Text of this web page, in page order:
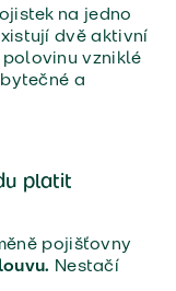
na jedno
dvě aktivní
vzniklé
a
platit
pojišťovny
Nestačí